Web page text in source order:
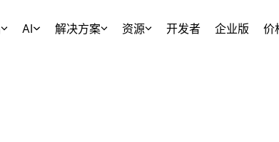
AI 解决方案 资源 开发者 企业版 价